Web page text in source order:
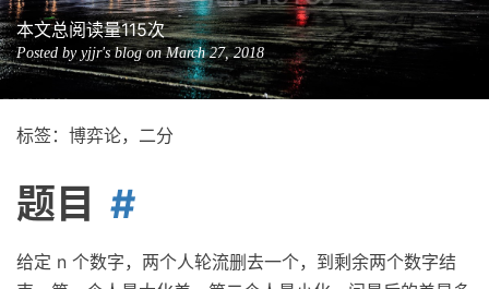
本文总阅读量115次
Posted by yjjr's blog on March 27, 2018
标签：博弈论，二分
题目
给定 n 个数字，两个人轮流删去一个，到剩余两个数字结